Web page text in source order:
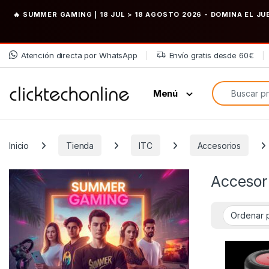
🔥 SUMMER GAMING | 18 JUL > 18 AGOSTO 2026 - DOMINA EL
Saltar a la navegación
Saltar al contenido
Atención directa por WhatsApp Envío gratis desde 60€
Menú
Búsqueda de:
Inicio Tienda ITC Accesorios